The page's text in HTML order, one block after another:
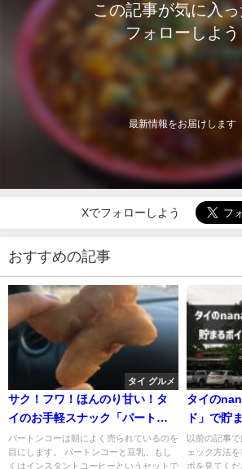
この記事が気に入っ
フォローしよう
最新情報をお届けします
Xでフォローしよう
おすすめの記事
タイ グルメ
サク！フワ！ほんのり甘い！タ
イのお手軽スナック「パートン
コー」
パートンコーは朝によく売られているのを
目にします。 パートンコーと豆乳、もし
くはインスタントコーヒーというセットで
タイの
ド」で貯
法と使い方
以前の記事
ェック方法
ボを見てく